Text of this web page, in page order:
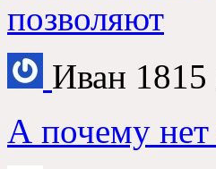
позволяют
Иван 1815
А почему нет